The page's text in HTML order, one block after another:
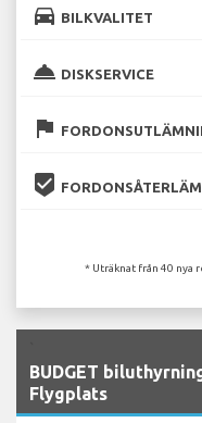
directions_car BILKVALITET
room_service DISKSERVICE
flag
beenhere
* Uträknat från 40 nya
BUDGET
Flygplats